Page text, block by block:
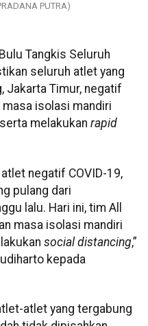
PUTRA)
Tangkis Seluruh
seluruh atlet yang
Jakarta Timur, negatif
isolasi mandiri
melakukan rapid
negatif COVID-19,
pulang dari
lalu. Hari ini, tim All
masa isolasi mandiri
socialdistancing,”
kepada
atlet yang tergabung